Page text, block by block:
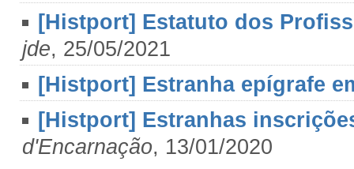
[Histport] Estatuto dos
jde, 25/05/2021
[Histport] Estranha epígrafe
[Histport] Estranhas
d'Encarnação, 13/01/2020